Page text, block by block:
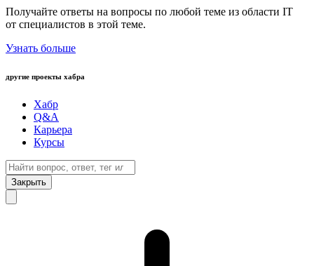
Получайте ответы на вопросы по любой теме из области IT
от специалистов в этой теме.
Узнать больше
другие проекты хабра
Хабр
Q&A
Карьера
Курсы
Закрыть